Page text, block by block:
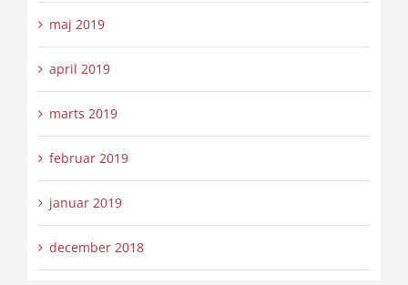
maj 2019
april 2019
marts 2019
februar 2019
januar 2019
december 2018